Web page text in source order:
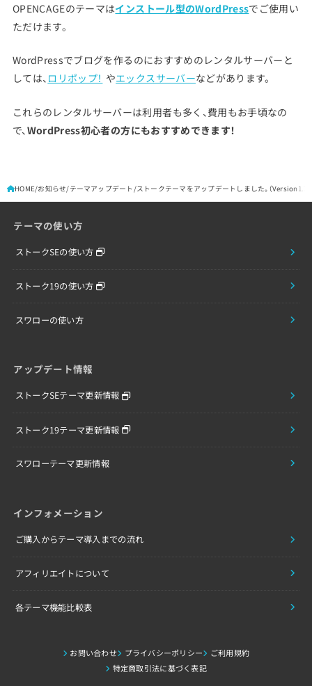
OPENCAGEのテーマはインストール型のWordPressでご使用い
ただけます。
WordPressでブログを作るのにおすすめのレンタルサーバーと
しては、 ロリポップ！ やエックスサーバーなどがあります。
これらのレンタルサーバーは利用者も多く、費用もお手頃なの
で、 WordPress初心者の方にもおすすめできます！
HOME お知らせ テーマアップデート ストークテーマをアップデートしました。（Version1.2.0
テーマの使い方
ストークSEの使い方
ストーク19の使い方
スワローの使い方
アップデート情報
ストークSEテーマ更新情報
ストーク19テーマ更新情報
スワローテーマ更新情報
インフォメーション
ご購入からテーマ導入までの流れ
アフィリエイトについて
各テーマ機能比較表
お問い合わせ プライバシーポリシー
ご利用規約
特定商取引法に基づく表記